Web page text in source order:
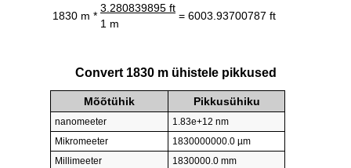
1830 m *
3.280839895 ft
= 6003.93700787 ft
1 m
Convert 1830 m ühistele pikkused
Mõõtühik Pikkusühiku
nanomeeter
1.83e+12 nm
Mikromeeter
1830000000.0 µm
Millimeeter
1830000.0 mm